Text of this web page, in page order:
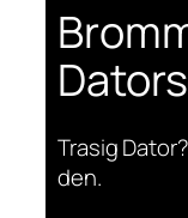
Trasig
den.